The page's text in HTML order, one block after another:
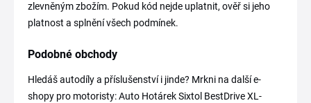
zlevněným zbožím. Pokud kód nejde uplatnit, ověř si jeho
platnost a splnění všech podmínek.
Podobné obchody
Hledáš autodíly a příslušenství i jinde? Mrkni na další e-
shopy pro motoristy: Auto Hotárek Sixtol BestDrive XL-